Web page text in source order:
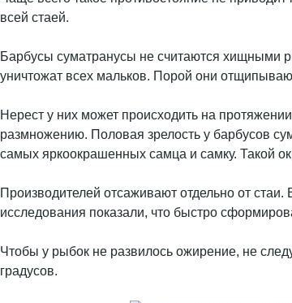
всей стаей.
Барбусы суматранусы не считаются хищными
уничтожат всех мальков. Порой они
Нерест у них может происходить на
размножению. Половая зрелость у барбусов
самых яркоокрашенных самца и самку. Такой
Производителей отсаживают отдельно от
исследования показали, что быстро
Чтобы у рыбок не развилось ожирение, не
градусов.